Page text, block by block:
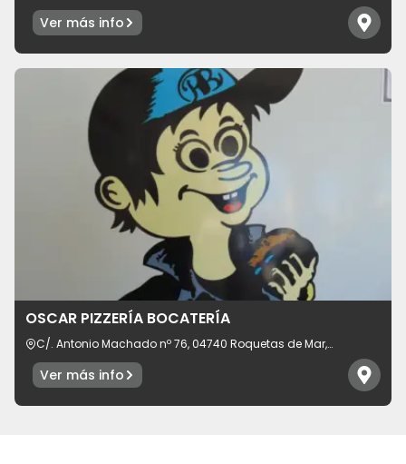
Ver más info
OSCAR PIZZERÍA BOCATERÍA
C/. Antonio Machado nº 76, 04740 Roquetas de Mar,
Ver más info